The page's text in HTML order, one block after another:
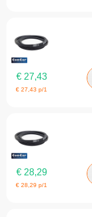
€27,43
€27,43 p/1
€28,29
€28,29 p/1